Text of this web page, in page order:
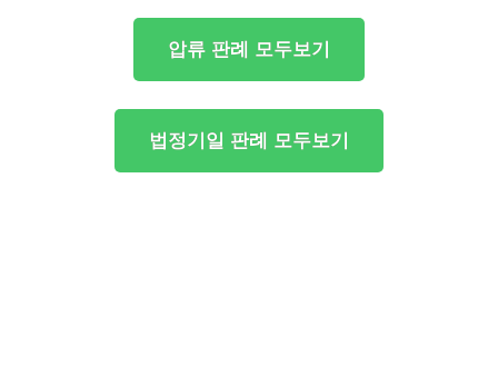
압류 판례 모두보기
법정기일 판례 모두보기